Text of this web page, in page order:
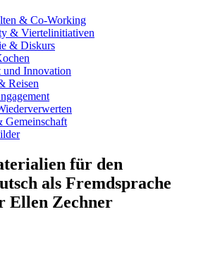
& Co-Working
& Viertelinitiativen
& Diskurs
Innovation
Reisen
Gemeinschaft
für den
als Fremdsprache
Ellen Zechner